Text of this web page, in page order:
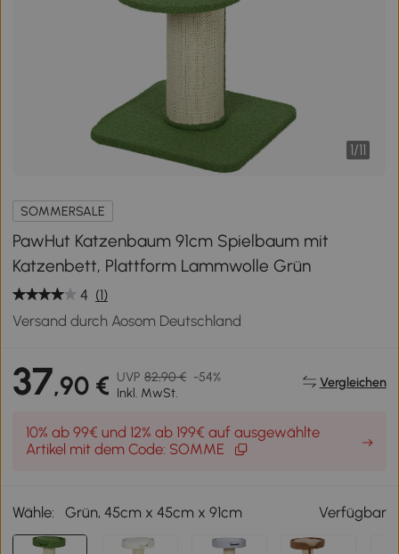
1/11
SOMMERSALE
PawHut Katzenbaum 91cm Spielbaum mit
Katzenbett, Plattform Lammwolle Grün
4 (1)
Versand durch Aosom Deutschland
37,90 € UVP 82,90 € -54%
Inkl. MwSt.
Vergleichen
10% ab 99€ und 12% ab 199€ auf ausgewählte
Artikel mit dem Code: SOMME
Wähle: Grün, 45cm x 45cm x 91cm Verfügbar